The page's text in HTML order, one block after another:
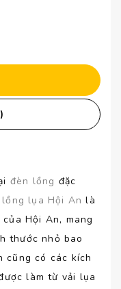
đèn lồng đặc
lụa Hội An là
Hội An, mang
thước nhỏ bao
cũng có các kích
làm từ vải lụa